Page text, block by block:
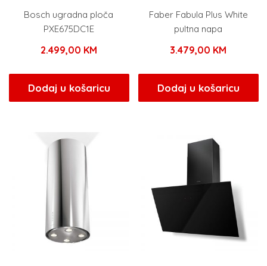
Bosch ugradna ploča
PXE675DC1E
2.499,00 KM
Dodaj u košaricu
Faber Fabula Plus White
pultna napa
3.479,00 KM
Dodaj u košaricu